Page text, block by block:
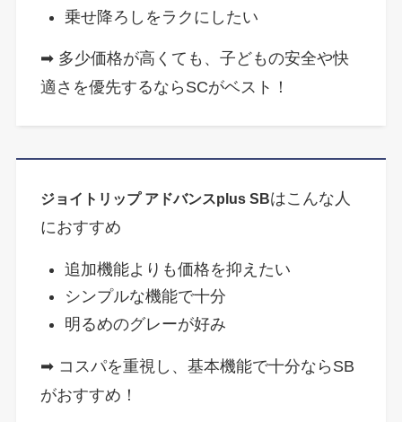
乗せ降ろしをラクにしたい
➡ 多少価格が高くても、子どもの安全や快
適さを優先するならSCがベスト！
ジョイトリップ アドバンスplus SBはこんな人
におすすめ
追加機能よりも価格を抑えたい
シンプルな機能で十分
明るめのグレーが好み
➡ コスパを重視し、基本機能で十分ならSB
がおすすめ！